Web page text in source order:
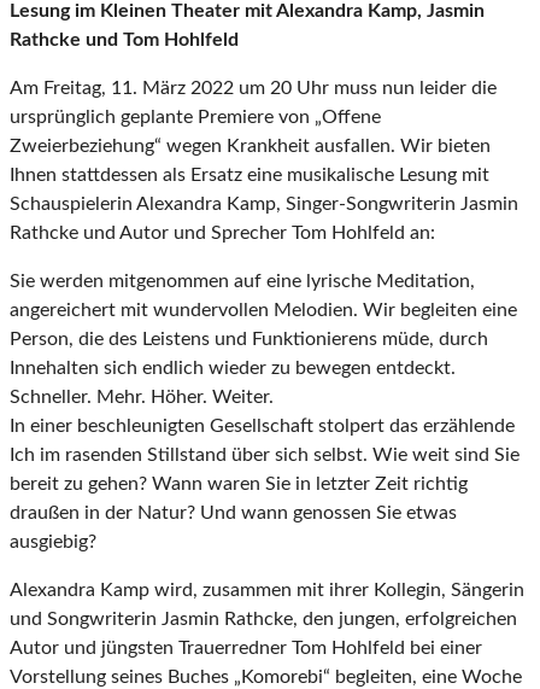
Lesung im Kleinen Theater mit Alexandra Kamp, Jasmin
Rathcke und Tom Hohlfeld
Am Freitag, 11. März 2022 um 20 Uhr muss nun leider die
ursprünglich geplante Premiere von „Offene
Zweierbeziehung“ wegen Krankheit ausfallen. Wir bieten
Ihnen stattdessen als Ersatz eine musikalische Lesung mit
Schauspielerin Alexandra Kamp, Singer-Songwriterin Jasmin
Rathcke und Autor und Sprecher Tom Hohlfeld an:
Sie werden mitgenommen auf eine lyrische Meditation,
angereichert mit wundervollen Melodien. Wir begleiten eine
Person, die des Leistens und Funktionierens müde, durch
Innehalten sich endlich wieder zu bewegen entdeckt.
Schneller. Mehr. Höher. Weiter.
In einer beschleunigten Gesellschaft stolpert das erzählende
Ich im rasenden Stillstand über sich selbst. Wie weit sind Sie
bereit zu gehen? Wann waren Sie in letzter Zeit richtig
draußen in der Natur? Und wann genossen Sie etwas
ausgiebig?
Alexandra Kamp wird, zusammen mit ihrer Kollegin, Sängerin
und Songwriterin Jasmin Rathcke, den jungen, erfolgreichen
Autor und jüngsten Trauerredner Tom Hohlfeld bei einer
Vorstellung seines Buches „Komorebi“ begleiten, eine Woche